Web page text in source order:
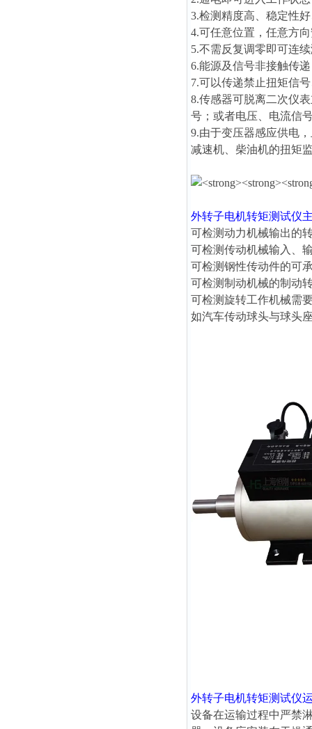
3.检测精度高、稳定性
4.可任意位置，任意方
5.不需反复调零即可连
6.能源及信号非接触传
7.可以传递禁止扭矩信
8.传感器可脱离二次仪
号；或者电压、电流信
9.由于变压器感应供电
减速机、柴油机的扭矩
外转子电机转矩测试仪
可检测动力机械输出的
可检测传动机械输入、
可检测钢性传动件的可
可检测制动机械的制动
可检测旋转工作机械需
如汽车传动球头与球头
外转子电机转矩测试仪
设备在运输过程中严禁